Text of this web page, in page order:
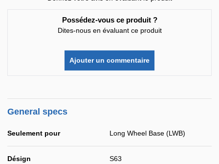
Possédez-vous ce produit ?
Dites-nous en évaluant ce produit
Ajouter un commentaire
General specs
Seulement pour Long Wheel Base (LWB)
Désign S63